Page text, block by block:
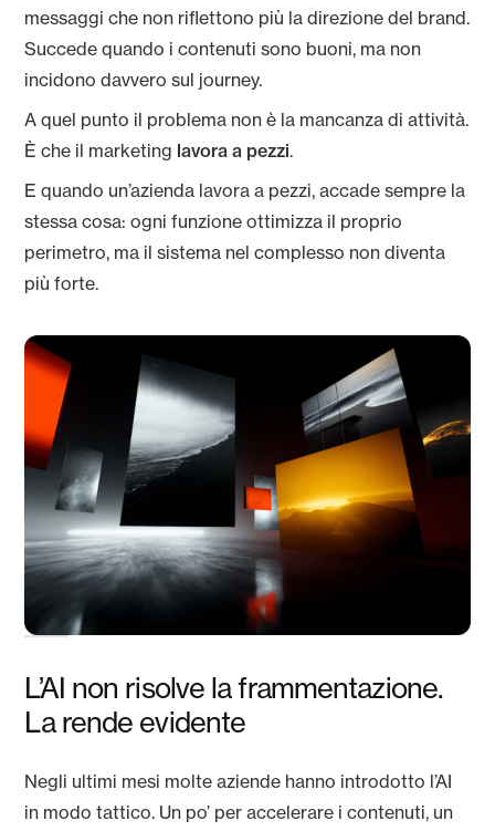
messaggi che non riflettono più la direzione del brand.
Succede quando i contenuti sono buoni, ma non
incidono davvero sul journey.
A quel punto il problema non è la mancanza di attività.
È che il marketing lavora a pezzi.
E quando un’azienda lavora a pezzi, accade sempre la
stessa cosa: ogni funzione ottimizza il proprio
perimetro, ma il sistema nel complesso non diventa
più forte.
L’AI non risolve la frammentazione.
La rende evidente
Negli ultimi mesi molte aziende hanno introdotto l’AI
in modo tattico. Un po’ per accelerare i contenuti, un